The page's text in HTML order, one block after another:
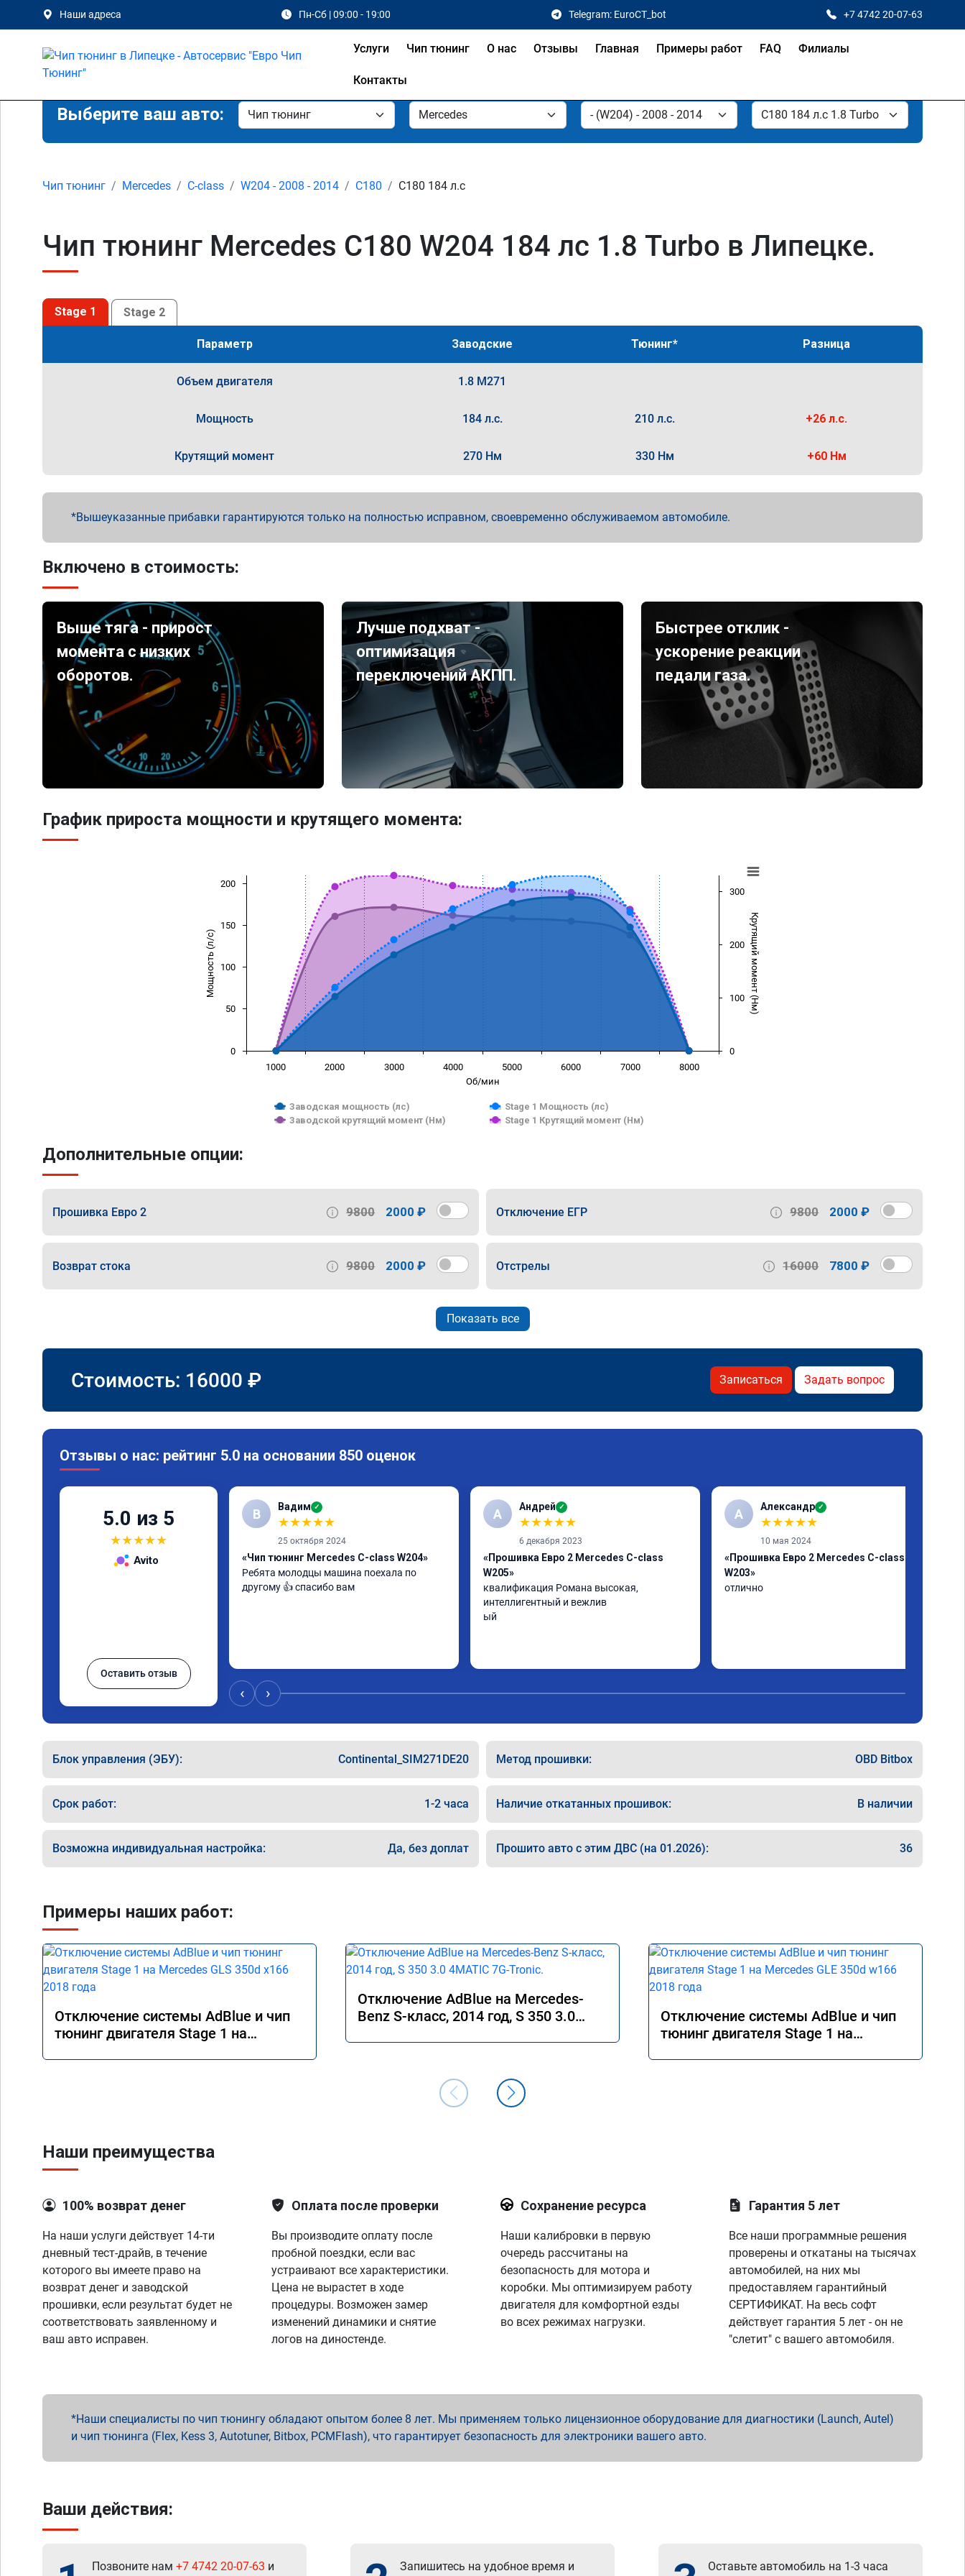
Наши адреса Пн-Сб | 09:00 - 19:00 Telegram: EuroCT_bot +7 4742 20-07-63
Услуги Чип тюнинг О нас Отзывы Главная Примеры работ FAQ Филиалы
Контакты
Выберите ваш авто:
Чип тюнинг Mercedes C-class W204 - 2008 - 2014 C180 C180 184 л.с
Чип тюнинг Mercedes C180 W204 184 лс 1.8 Turbo в Липецке.
Stage 1 Stage 2
Параметр Заводские Тюнинг* Разница
Объем двигателя 1.8 M271
Мощность 184 л.с. 210 л.с. +26 л.с.
Крутящий момент 270 Нм 330 Нм +60 Нм
Вышеуказанные прибавки гарантируются только на полностью исправном, своевременно обслуживаемом автомобиле.
Включено в стоимость:
Выше тяга - прирост
момента с низких
оборотов.
Лучше подхват -
оптимизация
переключений АКПП.
Быстрее отклик -
ускорение реакции
педали газа.
График прироста мощности и крутящего момента:
Об/мин
Мощность (л/с) Крутящий момент (Нм)
Заводская мощность (лс)
Stage 1 Мощность (лс)
Заводской крутящий момент (Нм)
Stage 1 Крутящий момент (Нм)
1000 2000 3000 4000 5000 6000 7000 8000
0
50
100
150
200
0
100
200
300
Дополнительные опции:
Прошивка Евро 2 9800 2000 ₽ Отключение ЕГР 9800 2000 ₽
Возврат стока 9800 2000 ₽ Отстрелы 16000 7800 ₽
Показать все
Стоимость: 16000 ₽ Записаться Задать вопрос
Отзывы о нас: рейтинг 5.0 на основании 850 оценок
5.0 из 5
★★★★★
Avito
Оставить отзыв
В Вадим ✓
★★★★★
25 октября 2024
«Чип тюнинг Mercedes C-class W204»
Ребята молодцы машина поехала по
другому 👍 спасибо вам
А Андрей ✓
★★★★★
6 декабря 2023
«Прошивка Евро 2 Mercedes C-class
W205»
квалификация Романа высокая,
интеллигентный и вежлив
ый
А Александр ✓
★★★★★
10 мая 2024
«Прошивка Евро 2 Mercedes C-class
W203»
отлично
‹ ›
Блок управления (ЭБУ): Continental_SIM271DE20 Метод прошивки: OBD Bitbox
Срок работ: 1-2 часа Наличие откатанных прошивок: В наличии
Возможна индивидуальная настройка: Да, без доплат Прошито авто с этим ДВС (на 01.2026): 36
Примеры наших работ:
Отключение системы AdBlue и чип
тюнинг двигателя Stage 1 на
Отключение AdBlue на Mercedes-
Benz S-класс, 2014 год, S 350 3.0
Отключение системы AdBlue и чип
тюнинг двигателя Stage 1 на
Наши преимущества
100% возврат денег
На наши услуги действует 14-ти
дневный тест-драйв, в течение
которого вы имеете право на
возврат денег и заводской
прошивки, если результат будет не
соответствовать заявленному и
ваш авто исправен.
Оплата после проверки
Вы производите оплату после
пробной поездки, если вас
устраивают все характеристики.
Цена не вырастет в ходе
процедуры. Возможен замер
изменений динамики и снятие
логов на диностенде.
Сохранение ресурса
Наши калибровки в первую
очередь рассчитаны на
безопасность для мотора и
коробки. Мы оптимизируем работу
двигателя для комфортной езды
во всех режимах нагрузки.
Гарантия 5 лет
Все наши программные решения
проверены и откатаны на тысячах
автомобилей, на них мы
предоставляем гарантийный
СЕРТИФИКАТ. На весь софт
действует гарантия 5 лет - он не
"слетит" с вашего автомобиля.
Наши специалисты по чип тюнингу обладают опытом более 8 лет. Мы применяем только лицензионное оборудование для диагностики (Launch, Autel)
и чип тюнинга (Flex, Kess 3, Autotuner, Bitbox, PCMFlash), что гарантирует безопасность для электроники вашего авто.
Ваши действия:
Позвоните нам +7 4742 20-07-63 и Запишитесь на удобное время и Оставьте автомобиль на 1-3 часа